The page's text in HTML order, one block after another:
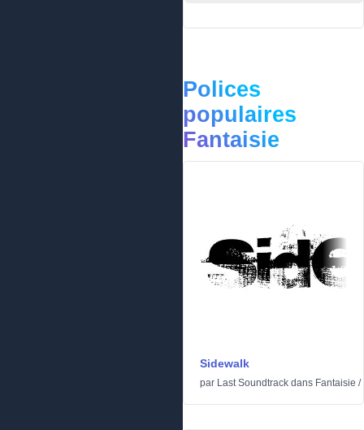
Polices
populaires
Fantaisie
Sidewalk
par Last Soundtrack dans Fantaisie /